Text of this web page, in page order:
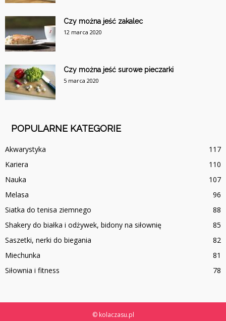
Czy można jeść zakalec
12 marca 2020
Czy można jeść surowe pieczarki
5 marca 2020
POPULARNE KATEGORIE
Akwarystyka
117
Kariera
110
Nauka
107
Melasa
96
Siatka do tenisa ziemnego
88
Shakery do białka i odżywek, bidony na siłownię
85
Saszetki, nerki do biegania
82
Miechunka
81
Siłownia i fitness
78
© kolaczasu.pl